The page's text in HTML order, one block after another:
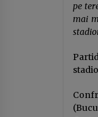
pe
mai